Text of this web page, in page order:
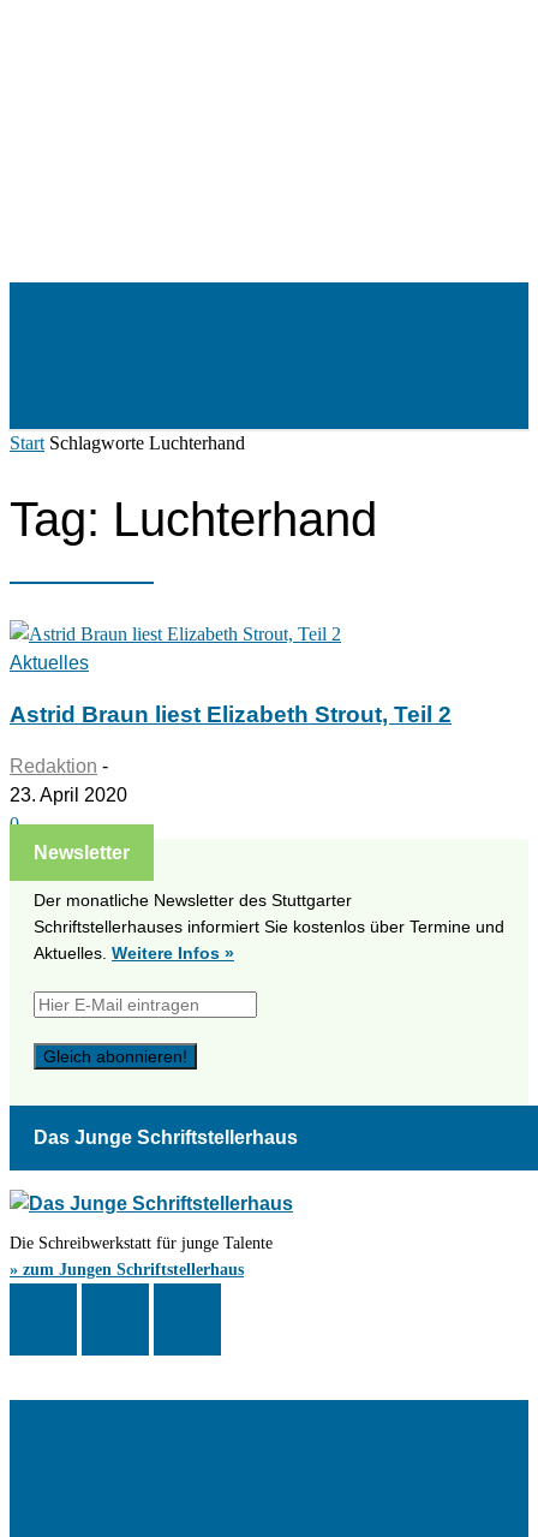
Start Schlagworte Luchterhand
Tag: Luchterhand
Aktuelles
Astrid Braun liest Elizabeth Strout, Teil 2
Redaktion -
23. April 2020
0
Newsletter
Der monatliche Newsletter des Stuttgarter
Schriftstellerhauses informiert Sie kostenlos über Termine und
Aktuelles. Weitere Infos »
Das Junge Schriftstellerhaus
Die Schreibwerkstatt für junge Talente
» zum Jungen Schriftstellerhaus